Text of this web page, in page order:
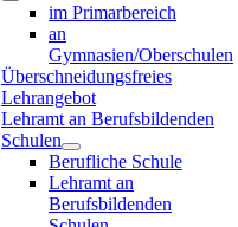
im Primarbereich
an
Gymnasien/Oberschulen
Überschneidungsfreies
Lehrangebot
Lehramt an Berufsbildenden
Schulen
Berufliche Schule
Lehramt an
Berufsbildenden